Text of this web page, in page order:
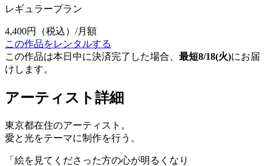
レギュラープラン
4,400円
（税込）/月額
この作品をレンタルする
この作品は本日中に決済完了した場合、 最短8/18(火)にお届
けします。
アーティスト詳細
東京都在住のアーティスト。
愛と光をテーマに制作を行う。
「絵を見てくださった方の心が明るくなり